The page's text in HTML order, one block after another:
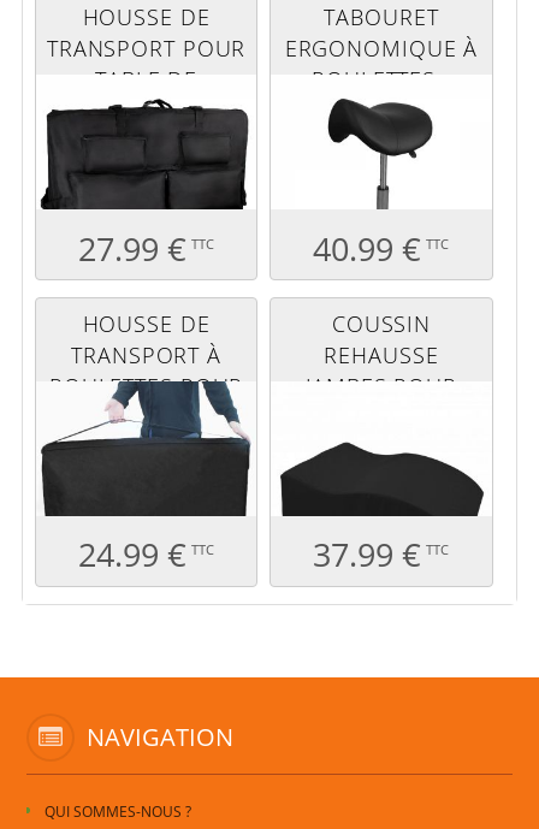
HOUSSE DE
TRANSPORT POUR
TABLE DE
MASSAGE AVEC
RANGEMENTS -
NOIR
27.99 € TTC
TABOURET
ERGONOMIQUE À
ROULETTES -
NOIR
40.99 € TTC
HOUSSE DE
TRANSPORT À
ROULETTES POUR
TABLE DE
MASSAGE
24.99 € TTC
COUSSIN
REHAUSSE
JAMBES POUR
MASSAGE - NOIR
37.99 € TTC
NAVIGATION
QUI SOMMES-NOUS ?